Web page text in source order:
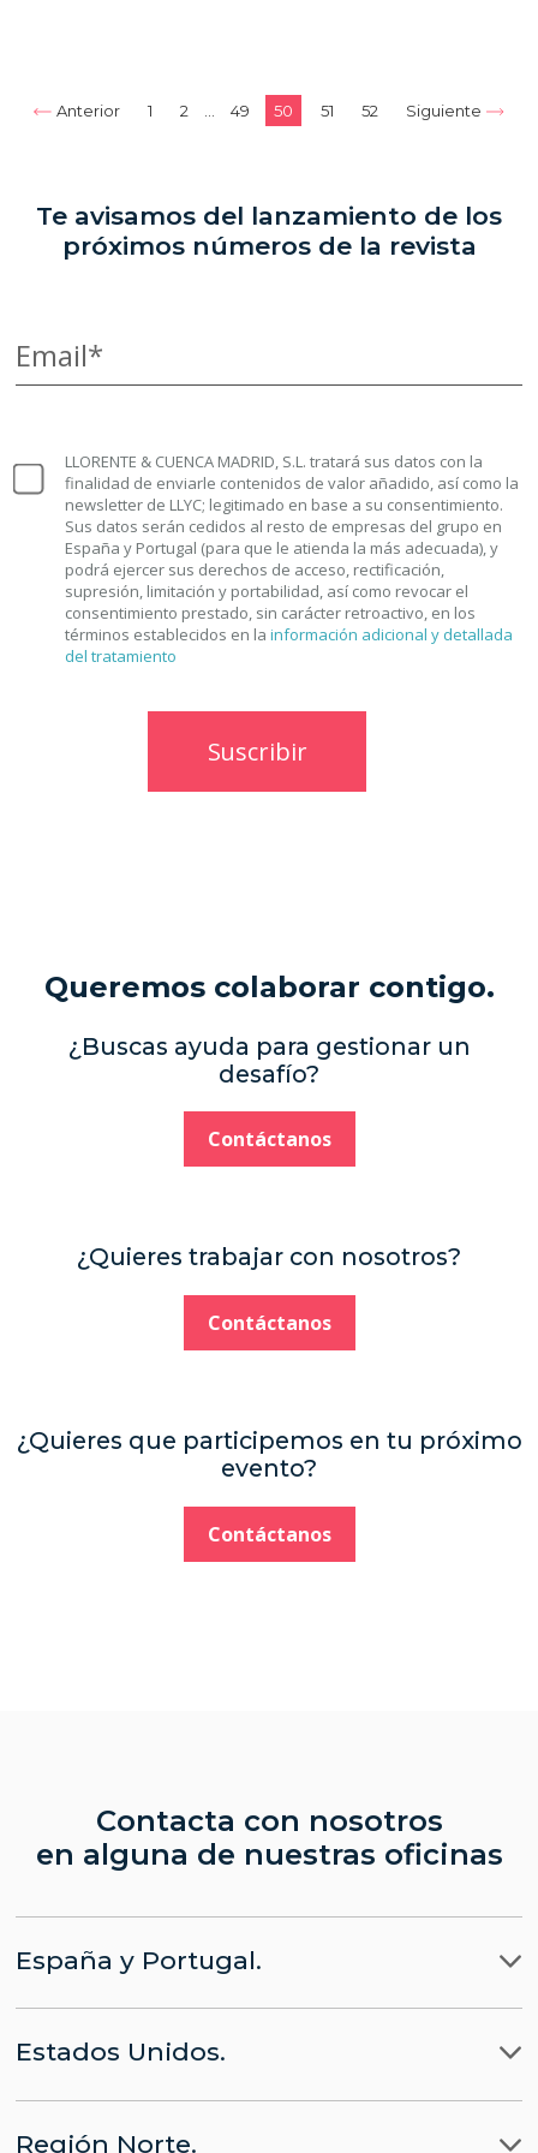
Anterior 1 2 49 50 51 52 Siguiente
Te avisamos del lanzamiento de los
próximos números de la revista
Email*
LLORENTE & CUENCA MADRID, S.L. tratará sus datos con la
finalidad de enviarle contenidos de valor añadido, así como la
newsletter de LLYC; legitimado en base a su consentimiento.
Sus datos serán cedidos al resto de empresas del grupo en
España y Portugal (para que le atienda la más adecuada), y
podrá ejercer sus derechos de acceso, rectificación,
supresión, limitación y portabilidad, así como revocar el
consentimiento prestado, sin carácter retroactivo, en los
términos establecidos en la información adicional y detallada
del tratamiento
Queremos colaborar contigo.
¿Buscas ayuda para gestionar un
desafío?
Contáctanos
¿Quieres trabajar con nosotros?
Contáctanos
¿Quieres que participemos en tu próximo
evento?
Contáctanos
Contacta con nosotros
en alguna de nuestras oficinas
España y Portugal.
Madrid
CHINA parte de LLYC
Barcelona
Lisboa
Estados Unidos.
Miami
Región Norte.